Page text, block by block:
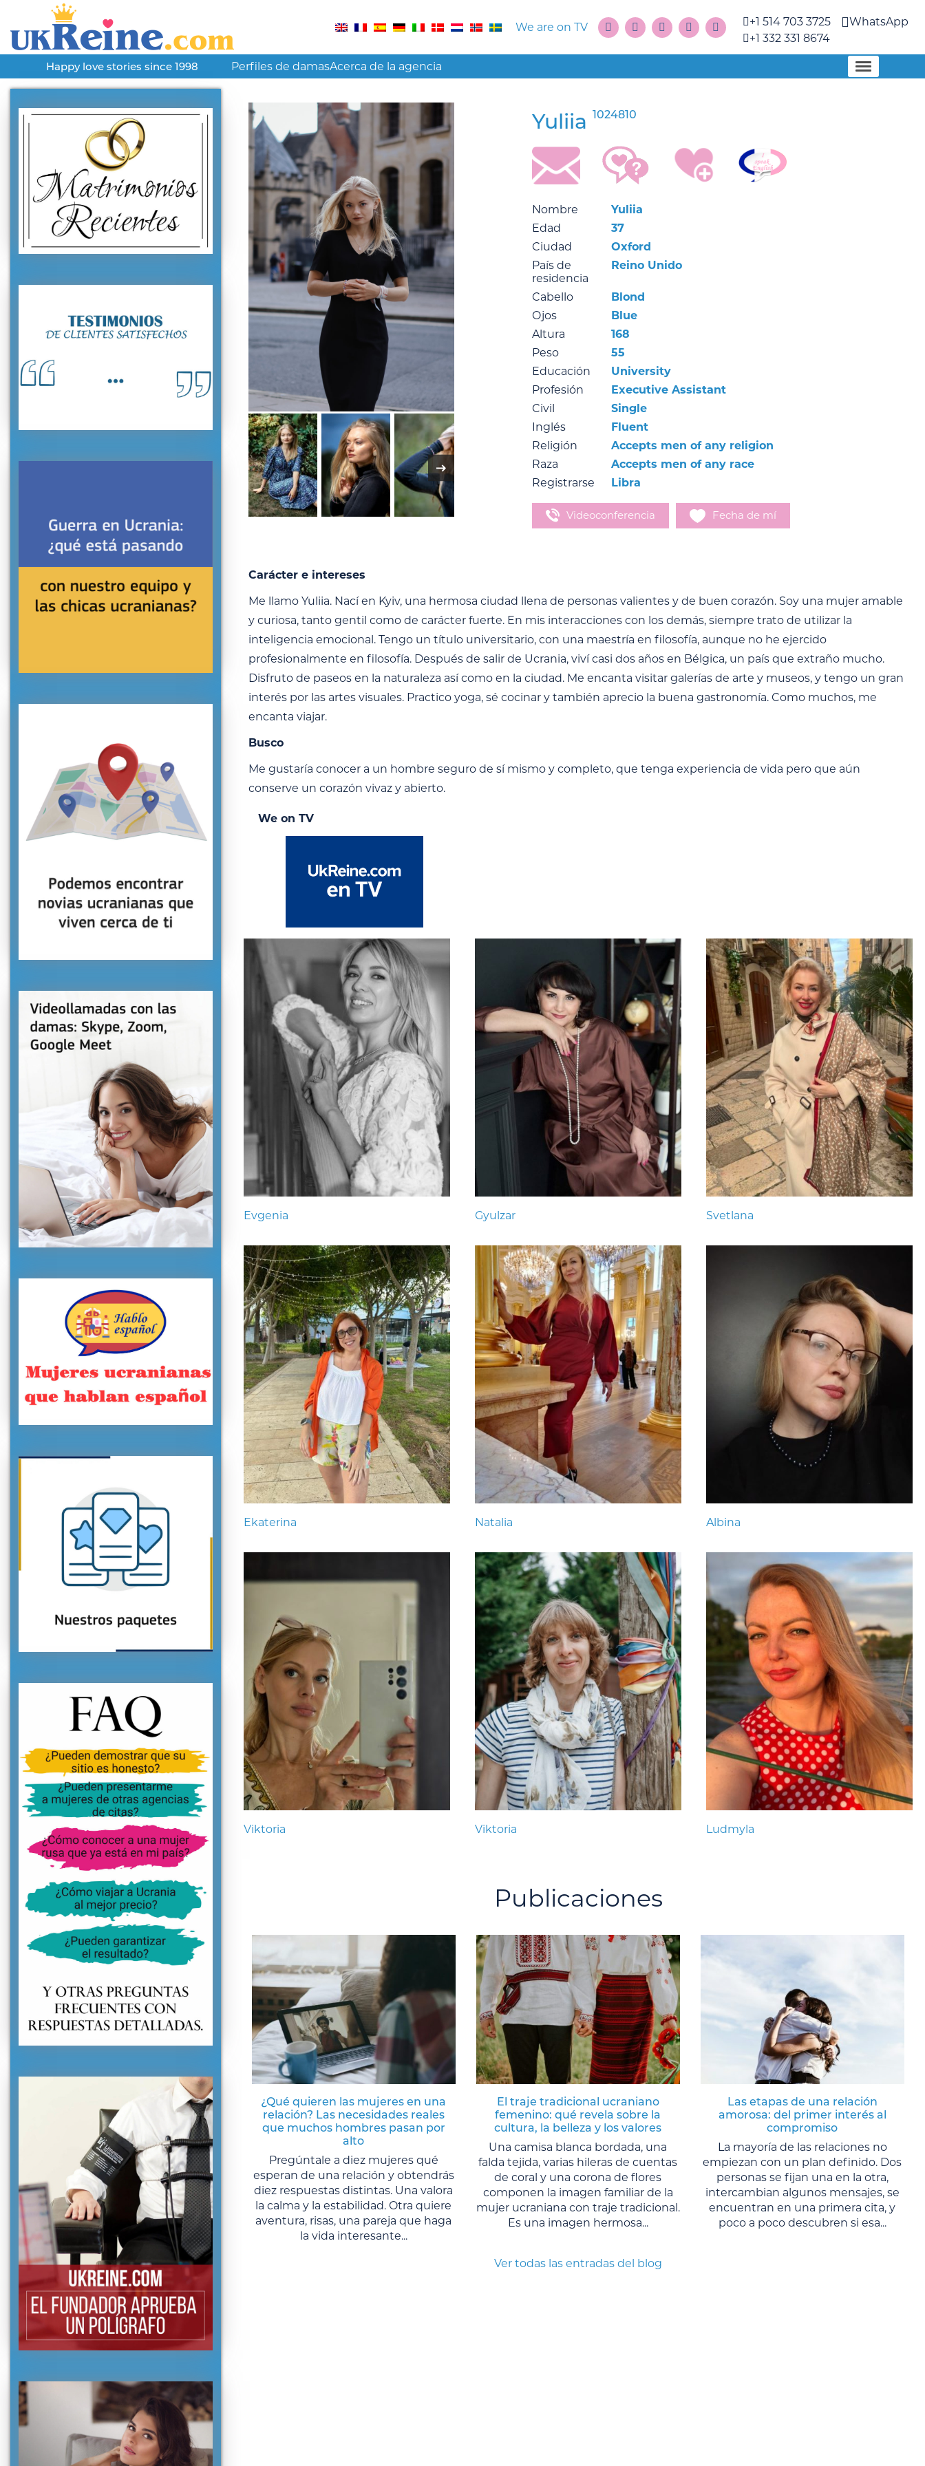
We are on TV
+1 514 703 3725
+1 332 331 8674
WhatsApp
Happy love stories since 1998 Perfiles de damasAcerca de la agencia
Yuliia 1024810
Nombre
Yuliia
Edad
37
Ciudad
Oxford
País de
residencia
Reino Unido
Cabello
Blond
Ojos
Blue
Altura
168
Peso
55
Educación
University
Profesión
Executive Assistant
Civil
Single
Inglés
Fluent
Religión
Accepts men of any religion
Raza
Accepts men of any race
Registrarse
Libra
Videoconferencia Fecha de mí
Carácter e intereses
Me llamo Yuliia. Nací en Kyiv, una hermosa ciudad llena de personas valientes y de buen corazón. Soy una mujer amable
y curiosa, tanto gentil como de carácter fuerte. En mis interacciones con los demás, siempre trato de utilizar la
inteligencia emocional. Tengo un título universitario, con una maestría en filosofía, aunque no he ejercido
profesionalmente en filosofía. Después de salir de Ucrania, viví casi dos años en Bélgica, un país que extraño mucho.
Disfruto de paseos en la naturaleza así como en la ciudad. Me encanta visitar galerías de arte y museos, y tengo un gran
interés por las artes visuales. Practico yoga, sé cocinar y también aprecio la buena gastronomía. Como muchos, me
encanta viajar.
Busco
Me gustaría conocer a un hombre seguro de sí mismo y completo, que tenga experiencia de vida pero que aún
conserve un corazón vivaz y abierto.
We on TV
Evgenia Gyulzar Svetlana
Ekaterina Natalia Albina
Viktoria Viktoria Ludmyla
Publicaciones
¿Qué quieren las mujeres en una
relación? Las necesidades reales
que muchos hombres pasan por
alto
Pregúntale a diez mujeres qué
esperan de una relación y obtendrás
diez respuestas distintas. Una valora
la calma y la estabilidad. Otra quiere
aventura, risas, una pareja que haga
la vida interesante...
El traje tradicional ucraniano
femenino: qué revela sobre la
cultura, la belleza y los valores
Una camisa blanca bordada, una
falda tejida, varias hileras de cuentas
de coral y una corona de flores
componen la imagen familiar de la
mujer ucraniana con traje tradicional.
Es una imagen hermosa...
Las etapas de una relación
amorosa: del primer interés al
compromiso
La mayoría de las relaciones no
empiezan con un plan definido. Dos
personas se fijan una en la otra,
intercambian algunos mensajes, se
encuentran en una primera cita, y
poco a poco descubren si esa...
Ver todas las entradas del blog